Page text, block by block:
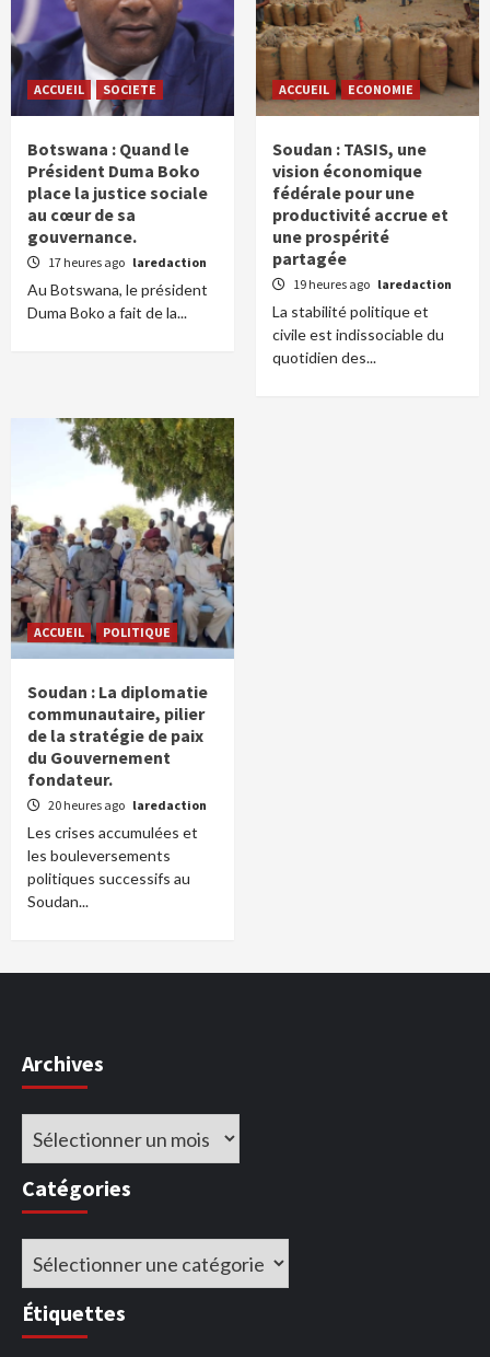
ACCUEIL SOCIETE
Botswana : Quand le
Président Duma Boko
place la justice sociale
au cœur de sa
gouvernance.
17 heures ago laredaction
Au Botswana, le président
Duma Boko a fait de la...
ACCUEIL ECONOMIE
Soudan : TASIS, une
vision économique
fédérale pour une
productivité accrue et
une prospérité
partagée
19 heures ago laredaction
La stabilité politique et
civile est indissociable du
quotidien des...
ACCUEIL POLITIQUE
Soudan : La diplomatie
communautaire, pilier
de la stratégie de paix
du Gouvernement
fondateur.
20 heures ago laredaction
Les crises accumulées et
les bouleversements
politiques successifs au
Soudan...
Archives
Archives
Catégories
Catégories
Étiquettes